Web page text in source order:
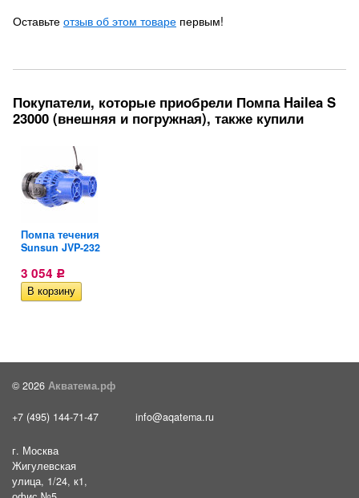
Оставьте отзыв об этом товаре первым!
Покупатели, которые приобрели Помпа Hailea S
23000 (внешняя и погружная), также купили
Помпа течения
Sunsun JVP-232
3 054 Р
© 2026 Акватема.рф
+7 (495) 144-71-47 info@aqatema.ru
г. Москва
Жигулевская
улица, 1/24, к1,